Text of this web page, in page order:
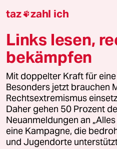
3 Benjamin, du
4 Über die
„Die Stadt ist
Mann in einem
5 Krise der
AfD-Wählen als
taz zahl ich
Links lesen,
bekämpfen
Mit doppelter Kraft für
Besonders jetzt brauchen
Rechtsextremismus
Daher gehen 50 Prozent
Neuanmeldungen an
eine Kampagne, die
und Jugendorte